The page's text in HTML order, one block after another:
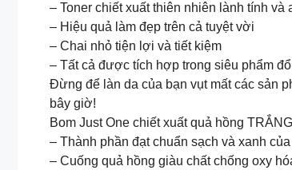
– Toner chiết xuất thiên nhiên lành tính và
– Hiệu quả làm đẹp trên cả tuyệt vời
– Chai nhỏ tiện lợi và tiết kiệm
– Tất cả được tích hợp trong siêu phẩm
Đừng để làn da của bạn vụt mất các sản
bây giờ!
Bom Just One chiết xuất quả hồng
– Thành phần đạt chuẩn sạch và xanh
– Cuống quả hồng giàu chất chống oxy